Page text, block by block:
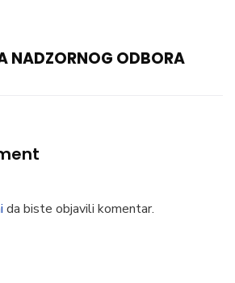
NADZORNOG ODBORA
da biste objavili komentar.